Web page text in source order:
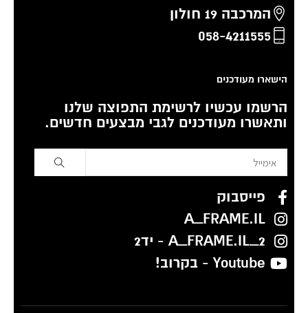
המרכבה 19 חולון
058-4211555
הישארו מעודכנים
הרשמו עכשיו לרשימת התפוצה שלנו
ותאשרו מעודכנים לגבי מבצעים חדשים.
פייסבוק
A_FRAME.IL
A_FRAME.IL_2 - יד2
Youtube - בקרוב!